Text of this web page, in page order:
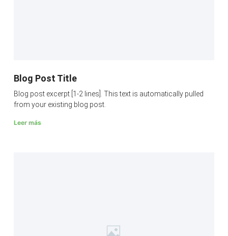
Blog Post Title
Blog post excerpt [1-2 lines]. This text is automatically pulled
from your existing blog post.
Leer más